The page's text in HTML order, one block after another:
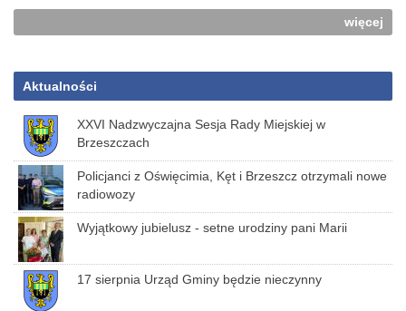
więcej
Aktualności
XXVI Nadzwyczajna Sesja Rady Miejskiej w
Brzeszczach
Policjanci z Oświęcimia, Kęt i Brzeszcz otrzymali nowe
radiowozy
Wyjątkowy jubielusz - setne urodziny pani Marii
17 sierpnia Urząd Gminy będzie nieczynny